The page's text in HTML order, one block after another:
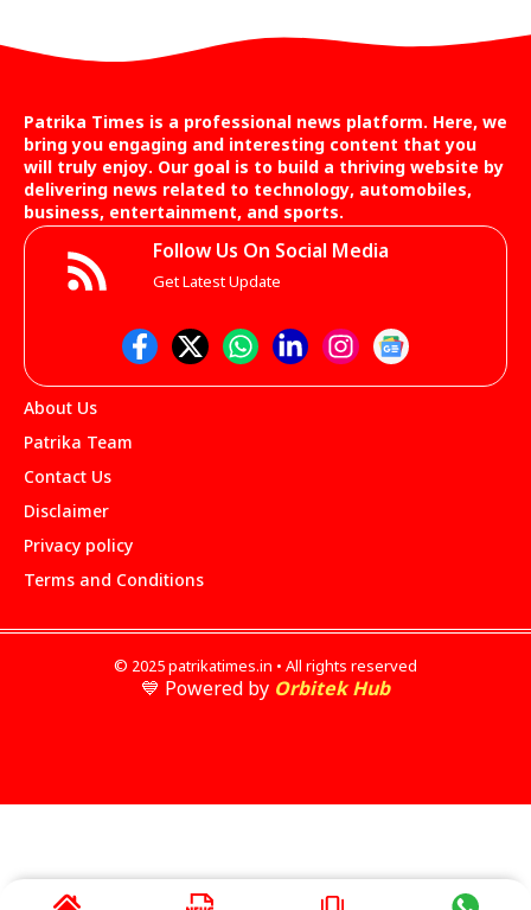
Patrika Times is a professional news platform. Here, we
bring you engaging and interesting content that you
will truly enjoy. Our goal is to build a thriving website by
delivering news related to technology, automobiles,
business, entertainment, and sports.
Follow Us On Social Media
Get Latest Update
About Us
Patrika Team
Contact Us
Disclaimer
Privacy policy
Terms and Conditions
© 2025 patrikatimes.in • All rights reserved
💙 Powered by Orbitek Hub